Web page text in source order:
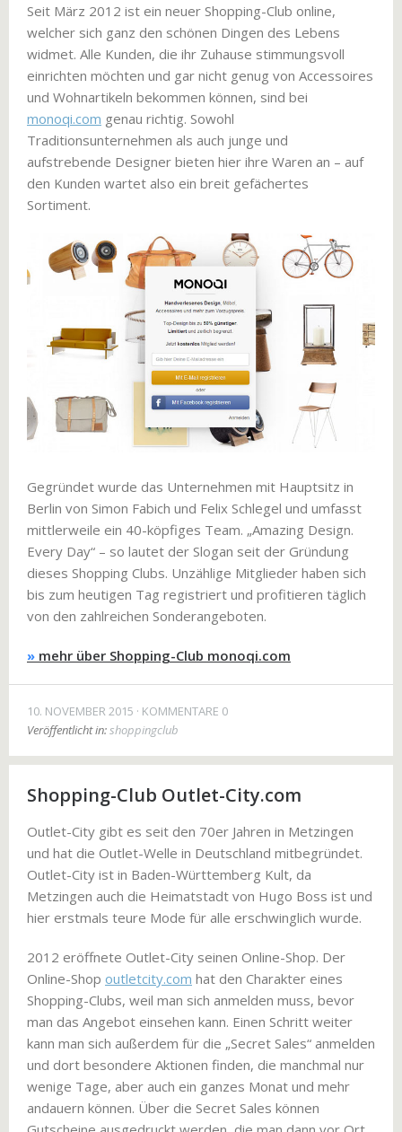
Seit März 2012 ist ein neuer Shopping-Club online,
welcher sich ganz den schönen Dingen des Lebens
widmet. Alle Kunden, die ihr Zuhause stimmungsvoll
einrichten möchten und gar nicht genug von Accessoires
und Wohnartikeln bekommen können, sind bei
monoqi.com genau richtig. Sowohl
Traditionsunternehmen als auch junge und
aufstrebende Designer bieten hier ihre Waren an – auf
den Kunden wartet also ein breit gefächertes
Sortiment.
Gegründet wurde das Unternehmen mit Hauptsitz in
Berlin von Simon Fabich und Felix Schlegel und umfasst
mittlerweile ein 40-köpfiges Team. „Amazing Design.
Every Day“ – so lautet der Slogan seit der Gründung
dieses Shopping Clubs. Unzählige Mitglieder haben sich
bis zum heutigen Tag registriert und profitieren täglich
von den zahlreichen Sonderangeboten.
» mehr über Shopping-Club monoqi.com
10. NOVEMBER 2015
KOMMENTARE 0
Veröffentlicht in:shoppingclub
Shopping-Club Outlet-City.com
Outlet-City gibt es seit den 70er Jahren in Metzingen
und hat die Outlet-Welle in Deutschland mitbegründet.
Outlet-City ist in Baden-Württemberg Kult, da
Metzingen auch die Heimatstadt von Hugo Boss ist und
hier erstmals teure Mode für alle erschwinglich wurde.
2012 eröffnete Outlet-City seinen Online-Shop. Der
Online-Shop outletcity.com hat den Charakter eines
Shopping-Clubs, weil man sich anmelden muss, bevor
man das Angebot einsehen kann. Einen Schritt weiter
kann man sich außerdem für die „Secret Sales“ anmelden
und dort besondere Aktionen finden, die manchmal nur
wenige Tage, aber auch ein ganzes Monat und mehr
andauern können. Über die Secret Sales können